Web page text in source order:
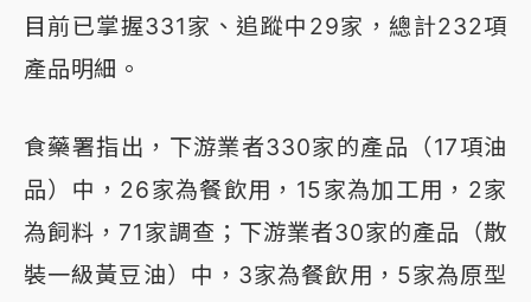
目前已掌握331家、追蹤中29家，總計232項
產品明細。
食藥署指出，下游業者330家的產品（17項油
品）中，26家為餐飲用，15家為加工用，2家
為飼料，71家調查；下游業者30家的產品（散
裝一級黃豆油）中，3家為餐飲用，5家為原型